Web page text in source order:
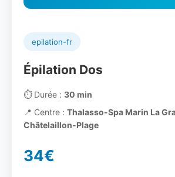
epilation-fr
Épilation Dos
⏱️Durée : 30 min
📍 Centre : Thalasso-Spa Marin La
Châtelaillon-Plage
34€